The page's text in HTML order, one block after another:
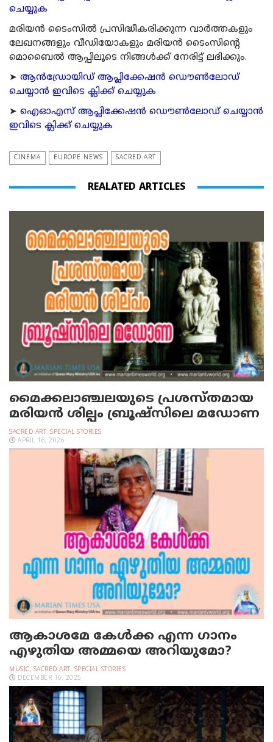
ചെയ്യുക
മരിയന്‍ ടൈംസില്‍ പ്രസിദ്ധീകരിക്കുന്ന വാര്‍ത്തകളും
ലേഖനങ്ങളും വീഡിയോകളും മരിയന്‍ ടൈംസിന്റെ
മൊബൈല്‍ ആപ്പിലൂടെ നിങ്ങള്‍ക്ക് നേരിട്ട് ലഭിക്കും.
➤ ആന്‍ഡ്രോയിഡ് ആപ്ലിക്കേഷന്‍ ഡൌണ്‍ലോഡ്
ചെയ്യാന്‍ ഇവിടെ ക്ലിക്ക് ചെയ്യുക
➤ ഐഓഎസ് ആപ്ലിക്കേഷന്‍ ഡൌണ്‍ലോഡ് ചെയ്യാന്‍
ഇവിടെ ക്ലിക്ക് ചെയ്യുക
CINEMA EUROPE NEWS SACRED ART
REALATED ARTICLES
മൈക്കലാഞ്ചലയുടെ പ്രശസ്തമായ
മരിയന്‍ ശില്പം ബ്രൂഷ്‌സിലെ മഡോണ
SACRED ART, SPECIAL STORIES
APRIL 16, 2026
ആകാശമേ കേള്‍ക്ക എന്ന ഗാനം
എഴുതിയ അമ്മയെ അറിയുമോ?
MUSIC, SACRED ART, SPECIAL STORIES
DECEMBER 16, 2025